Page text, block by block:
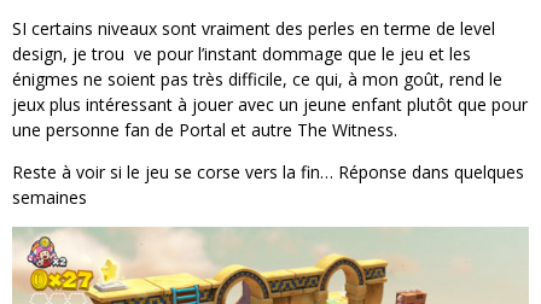
SI certains niveaux sont vraiment des perles en terme de level
design, je trou ve pour l’instant dommage que le jeu et les
énigmes ne soient pas très difficile, ce qui, à mon goût, rend le
jeux plus intéressant à jouer avec un jeune enfant plutôt que pour
une personne fan de Portal et autre The Witness.
Reste à voir si le jeu se corse vers la fin… Réponse dans quelques
semaines